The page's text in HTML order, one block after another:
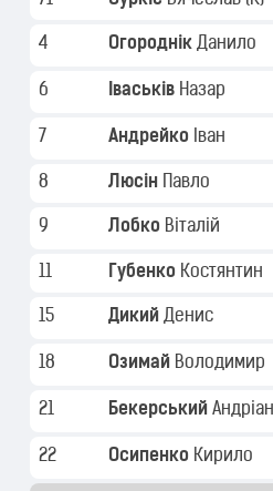
4 Огороднік Данило
6 Іваськів Назар
7 Андрейко Іван
8 Люсін Павло
9 Лобко Віталій
11 Губенко Костянтин
15 Дикий Денис
18 Озимай Володимир
21 Бекерський Андріан
22 Осипенко Кирило